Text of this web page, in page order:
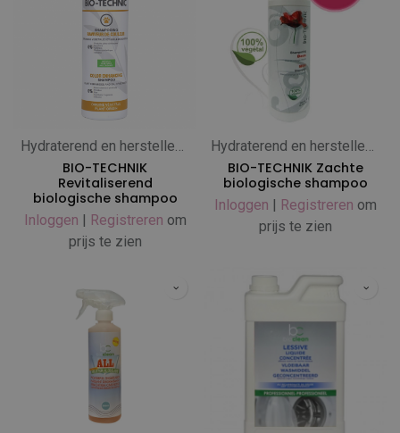
Hydraterend en herstellend
BIO-TECHNIK
Revitaliserend
biologische shampoo
Inloggen | Registreren om
prijs te zien
Hydraterend en herstellend
BIO-TECHNIK Zachte
biologische shampoo
Inloggen | Registreren om
prijs te zien